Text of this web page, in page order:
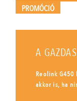
PROMÓCIÓ
A
Reolink
akkor is, ha